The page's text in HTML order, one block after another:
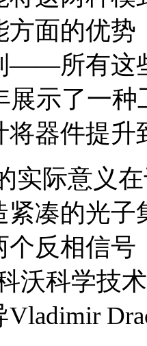
方面的优
——所有这
展示了一
将器件提升
实际意义
紧凑的光
个反相信
沃科学技